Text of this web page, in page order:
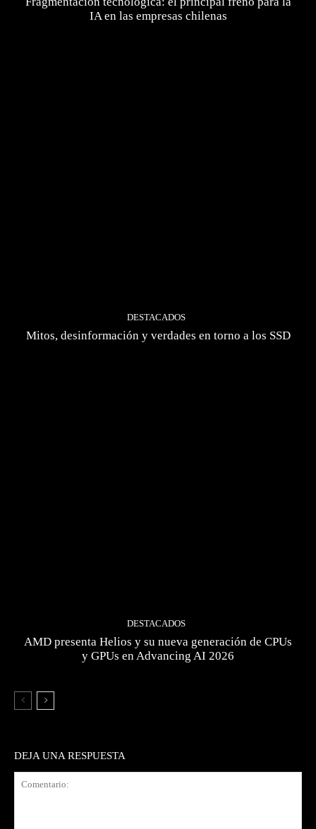
IA en las empresas chilenas
DESTACADOS
Mitos, desinformación y verdades en torno a los SSD
DESTACADOS
AMD presenta Helios y su nueva generación de CPUs
y GPUs en Advancing AI 2026
DEJA UNA RESPUESTA